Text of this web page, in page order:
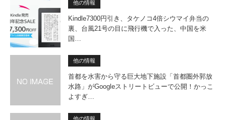
他の情報
Kindle7300円引き、タケノコ4倍シウマイ弁当の
裏、台風21号の目に飛行機で入った、中国を米
国…
他の情報
首都を水害から守る巨大地下施設「首都圏外郭放
水路」がGoogleストリートビューで公開！かっこ
よすぎ…
他の情報